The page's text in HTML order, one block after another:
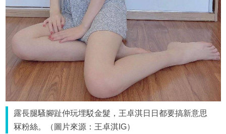
露長腿騷腳趾仲玩埋駁金髮，王卓淇日日都要搞新意思
冧粉絲。（圖片來源：王卓淇IG）